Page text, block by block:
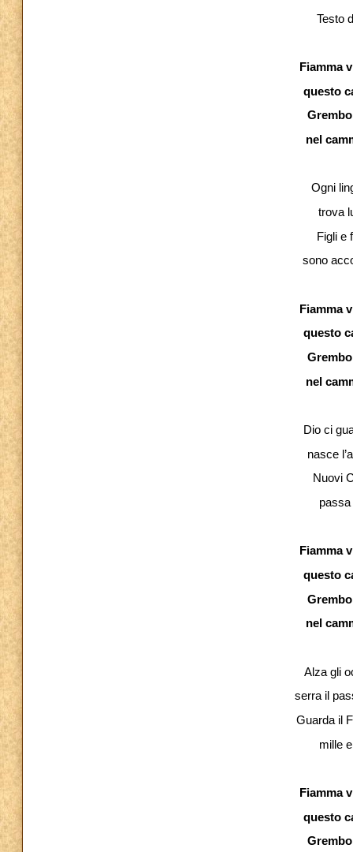
Testo
Fiamma
questo
nel
Ogni
trova
Figli e
sono
Fiamma
questo
nel
Dio ci
nasce
Nuovi
passa
Fiamma
questo
nel
Alza gli
serra il
Guarda il
mille
Fiamma
questo